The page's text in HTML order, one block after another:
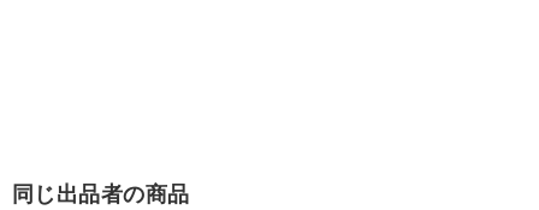
同じ出品者の商品